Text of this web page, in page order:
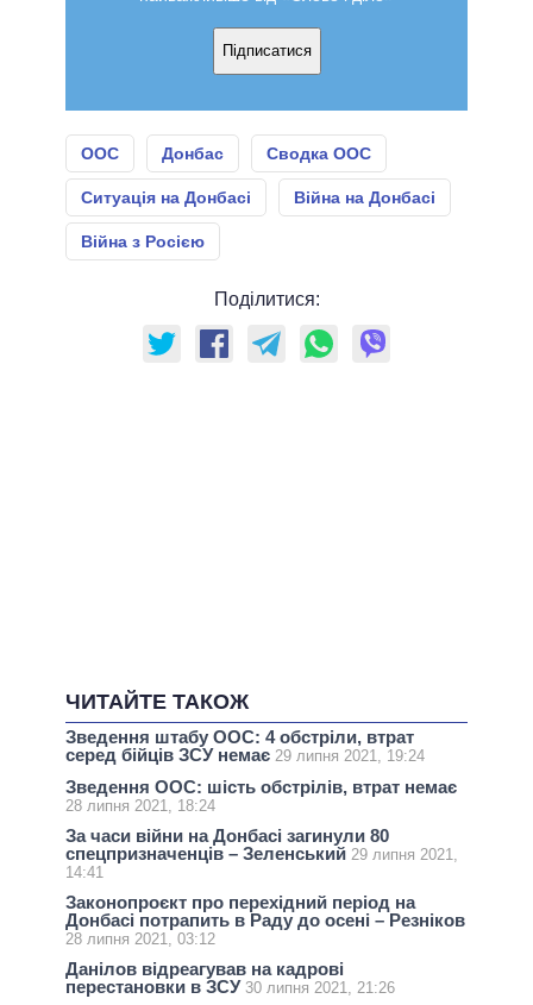
Підписатися
ООС Донбас Сводка ООС
Ситуація на Донбасі Війна на Донбасі
Війна з Росією
Поділитися:
ЧИТАЙТЕ ТАКОЖ
Зведення штабу ООС: 4 обстріли, втрат
серед бійців ЗСУ немає 29 липня 2021, 19:24
Зведення ООС: шість обстрілів, втрат немає
28 липня 2021, 18:24
За часи війни на Донбасі загинули 80
спецпризначенців – Зеленський 29 липня 2021,
14:41
Законопроєкт про перехідний період на
Донбасі потрапить в Раду до осені – Резніков
28 липня 2021, 03:12
Данілов відреагував на кадрові
перестановки в ЗСУ 30 липня 2021, 21:26